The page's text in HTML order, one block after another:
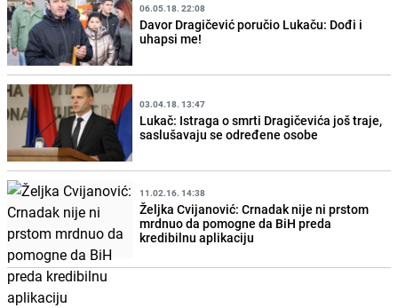
06.05.18. 22:08
Davor Dragičević poručio Lukaču: Dođi i
uhapsi me!
03.04.18. 13:47
Lukač: Istraga o smrti Dragičevića još traje,
saslušavaju se određene osobe
11.02.16. 14:38
Željka Cvijanović: Crnadak nije ni prstom
mrdnuo da pomogne da BiH preda
kredibilnu aplikaciju